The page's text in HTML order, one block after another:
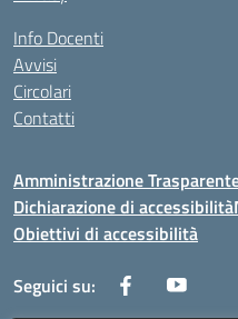
Info Docenti
Avvisi
Circolari
Contatti
Amministrazione
Dichiarazione di accessibilità
Obiettivi di accessibilità
Seguici su: